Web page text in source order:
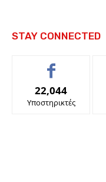
STAY CONNECTED
22,044
Υποστηρικτές